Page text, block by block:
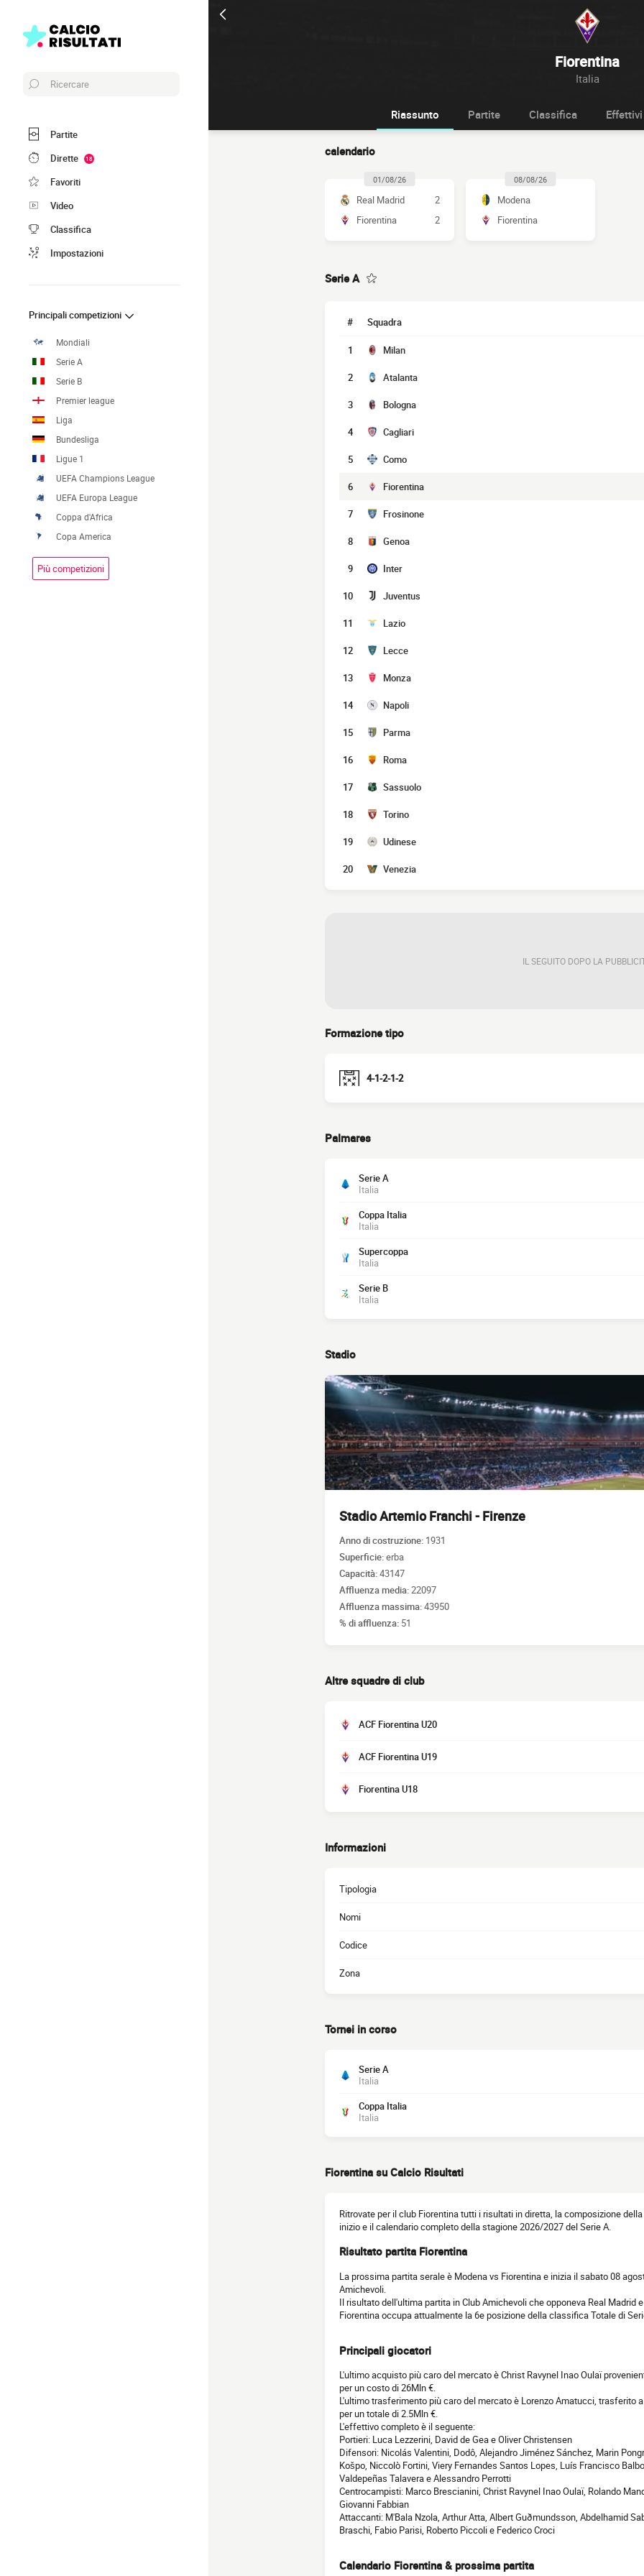
Fiorentina
Italia
Ricercare
Partite
Dirette
18
Favoriti
Video
Classifica
Impostazioni
Principali competizioni
Mondiali
Serie A
Serie B
Premier league
Liga
Bundesliga
Ligue 1
UEFA Champions League
UEFA Europa League
Coppa d'Africa
Copa America
Più competizioni
Riassunto Partite Classifica Effettivi
calendario
01/08/26
Real Madrid
2
Fiorentina
2
08/08/26
Modena
Fiorentina
Serie A
# Squadra
1 Milan
2 Atalanta
3 Bologna
4 Cagliari
5 Como
6 Fiorentina
7 Frosinone
8 Genoa
9 Inter
10 Juventus
11 Lazio
12 Lecce
13 Monza
14 Napoli
15 Parma
16 Roma
17 Sassuolo
18 Torino
19 Udinese
20 Venezia
IL SEGUITO DOPO LA
Formazione tipo
4-1-2-1-2
Palmares
Serie A
Italia
Coppa Italia
Italia
Supercoppa
Italia
Serie B
Italia
Stadio
Stadio Artemio Franchi - Firenze
Anno di costruzione: 1931
Superficie:erba
Capacità:43147
Affluenza media:22097
Affluenza massima:43950
% di affluenza: 51
Altre squadre di club
ACF Fiorentina U20
ACF Fiorentina U19
Fiorentina U18
Informazioni
Tipologia
Nomi
Codice
Zona
Tornei in corso
Serie A
Italia
Coppa Italia
Italia
Fiorentina su Calcio Risultati
Ritrovate per il club Fiorentina tutti i risultati in diretta, la composizione
inizio e il calendario completo della stagione 2026/2027 del Serie A.
Risultato partita Fiorentina
La prossima partita serale è Modena vs Fiorentina e inizia il sabato 08
Amichevoli.
Il risultato dell'ultima partita in Club Amichevoli che opponeva Real Madrid
Fiorentina occupa attualmente la 6e posizione della classifica Totale di
Principali giocatori
L'ultimo acquisto più caro del mercato è Christ Ravynel Inao Oulaï
per un costo di 26Mln €.
L'ultimo trasferimento più caro del mercato è Lorenzo Amatucci, trasferito
per un totale di 2.5Mln €.
L'effettivo completo è il seguente:
Portieri: Luca Lezzerini, David de Gea e Oliver Christensen
Difensori: Nicolás Valentini, Dodô, Alejandro Jiménez Sánchez, Marin
Košpo, Niccolò Fortini, Viery Fernandes Santos Lopes, Luís Francisco
Valdepeñas Talavera e Alessandro Perrotti
Centrocampisti: Marco Brescianini, Christ Ravynel Inao Oulaï, Rolando
Giovanni Fabbian
Attaccanti: M'Bala Nzola, Arthur Atta, Albert Guðmundsson, Abdelhamid
Braschi, Fabio Parisi, Roberto Piccoli e Federico Croci
Calendario Fiorentina & prossima partita